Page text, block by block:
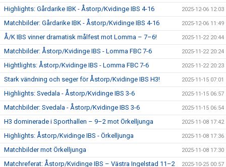
Highlights: Gårdarike IBK - Åstorp/Kvidinge IBS 4-16 2025-12-06 12:03
Matchbilder: Gårdarike IBK - Åstorp/Kvidinge IBS 4-16 2025-12-06 11:49
Å/K IBS vinner dramatisk målfest mot Lomma – 7–6! 2025-11-22 20:44
Matchbilder: Åstorp/Kvidinge IBS - Lomma FBC 7-6 2025-11-22 20:24
Hightlights: Åstorp/Kvidinge IBS - Lomma FBC 7-6 2025-11-22 20:23
Stark vändning och seger för Åstorp/Kvidinge IBS H3! 2025-11-15 07:01
Highlights: Svedala - Åstorp/Kvidinge IBS 3-6 2025-11-15 06:57
Matchbilder: Svedala - Åstorp/Kvidinge IBS 3-6 2025-11-15 06:54
H3 dominerade i Sporthallen – 9–2 mot Örkelljunga 2025-11-08 17:42
Highlights: Åstorp/Kvidinge IBS - Örkelljunga 2025-11-08 17:36
Matchbilder mot Örkelljunga 2025-11-08 17:30
Matchreferat: Åstorp/Kvidinge IBS – Västra Ingelstad 11–2 2025-10-25 00:57